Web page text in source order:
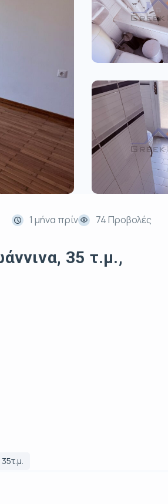
1 μήνα πρίν 74 Προβολές
35 τ.μ.,